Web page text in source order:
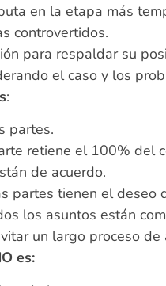
en la etapa más
controvertidos.
para respaldar su
el caso y los
:
partes.
retiene el 100% del
de acuerdo.
partes tienen el deseo
los asuntos están
un largo proceso
es: